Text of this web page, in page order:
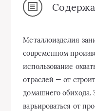
Металлоизделия
современном
использование
отраслей — от
домашнего обихода.
варьироваться от